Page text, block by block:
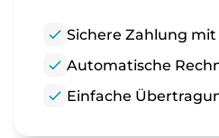
check Sichere Zahlung
check Automatische
check Einfache